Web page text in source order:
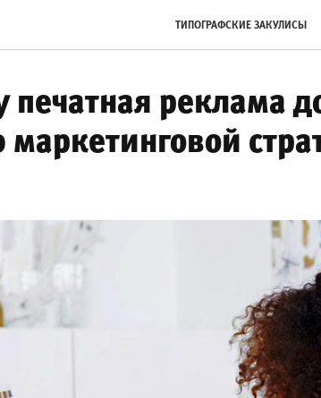
ТИПОГРАФСКИЕ ЗАКУЛИСЫ
печатная реклама
маркетинговой